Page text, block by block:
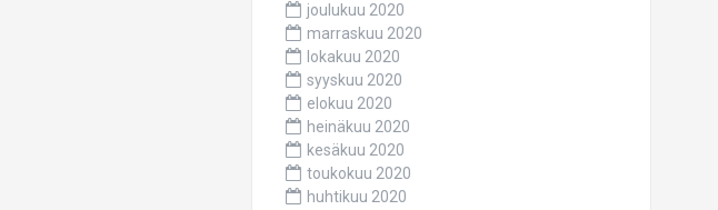
joulukuu 2020
marraskuu 2020
lokakuu 2020
syyskuu 2020
elokuu 2020
heinäkuu 2020
kesäkuu 2020
toukokuu 2020
huhtikuu 2020